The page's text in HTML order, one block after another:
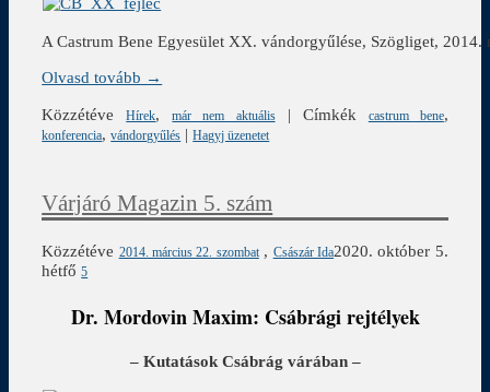
A Castrum Bene Egyesület XX. vándorgyűlése, Szögliget, 2014.
Olvasd tovább →
Közzétéve
Hírek,már nem aktuális| Címkék castrum bene,
konferencia,vándorgyűlés |Hagyj üzenetet
Várjáró Magazin 5. szám
Közzétéve 2014. március 22. szombat , Császár Ida2020. október 5.
hétfő 5
Dr. Mordovin Maxim: Csábrági rejtélyek
– Kutatások Csábrág várában –